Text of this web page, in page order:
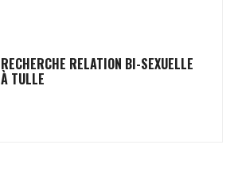
RECHERCHE RELATION BI-SEXUELLE
À TULLE